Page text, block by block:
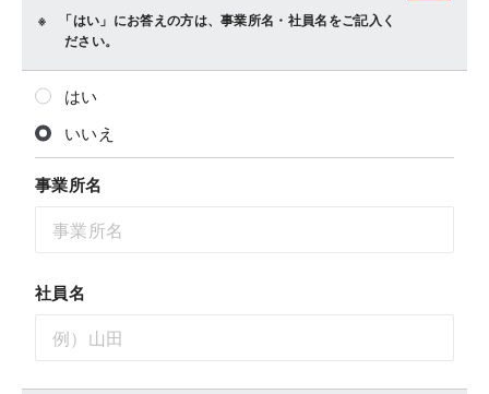
「はい」にお答えの方は、事業所名・社員名をご記入く
ださい。
はい
いいえ
事業所名
社員名